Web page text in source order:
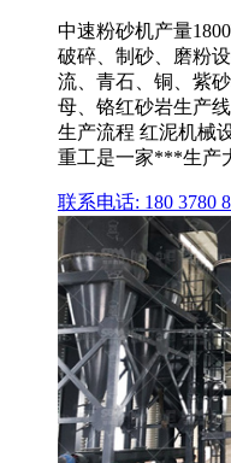
中速粉砂机产量
破碎、制砂、磨粉
流、青石、铜、紫
母、铬红砂岩生产
生产流程 红泥机械
重工是一家***生产
联系电话: 180 3780